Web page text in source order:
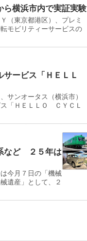
横浜市内で実証実験
（東京都港区）、プレミ
モビリティーサービスの
ービス「ＨＥＬＬ
サンオータス（横浜市）
「ＨＥＬＬＯ ＣＹＣＬ
など ２５年は
今月７日の「機械
遺産」として、２